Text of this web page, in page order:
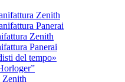
Zenith
Panerai
Zenith
Panerai
del tempo»
Zenith